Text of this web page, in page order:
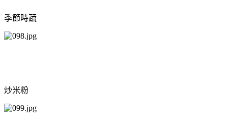
季節時蔬
炒米粉